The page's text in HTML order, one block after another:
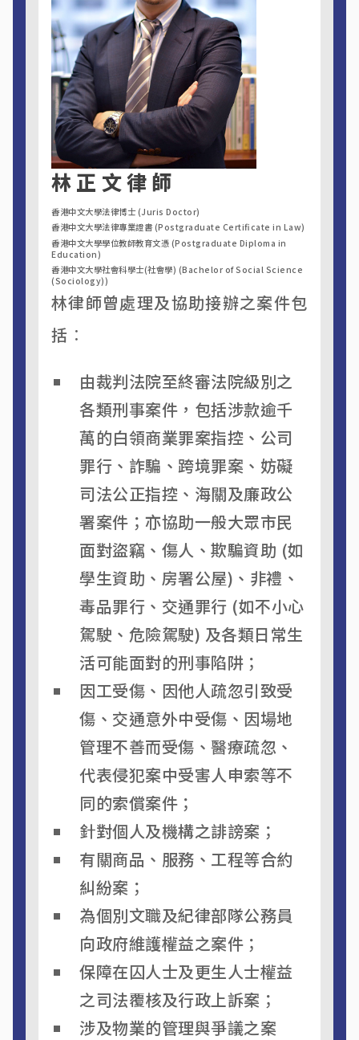
林正文律師
香港中文大學法律博士 (Juris Doctor)
香港中文大學法律專業證書 (Postgraduate Certificate in Law)
香港中文大學學位教師教育文憑 (Postgraduate Diploma in
Education)
香港中文大學社會科學士(社會學) (Bachelor of Social Science
(Sociology))
林律師曾處理及協助接辦之案件包
括︰
由裁判法院至終審法院級別之
各類刑事案件，包括涉款逾千
萬的白領商業罪案指控、公司
罪行、詐騙、跨境罪案、妨礙
司法公正指控、海關及廉政公
署案件；亦協助一般大眾市民
面對盜竊、傷人、欺騙資助 (如
學生資助、房署公屋)、非禮、
毒品罪行、交通罪行 (如不小心
駕駛、危險駕駛) 及各類日常生
活可能面對的刑事陷阱；
因工受傷、因他人疏忽引致受
傷、交通意外中受傷、因場地
管理不善而受傷、醫療疏忽、
代表侵犯案中受害人申索等不
同的索償案件；
針對個人及機構之誹謗案；
有關商品、服務、工程等合約
糾紛案；
為個別文職及紀律部隊公務員
向政府維護權益之案件；
保障在囚人士及更生人士權益
之司法覆核及行政上訴案；
涉及物業的管理與爭議之案